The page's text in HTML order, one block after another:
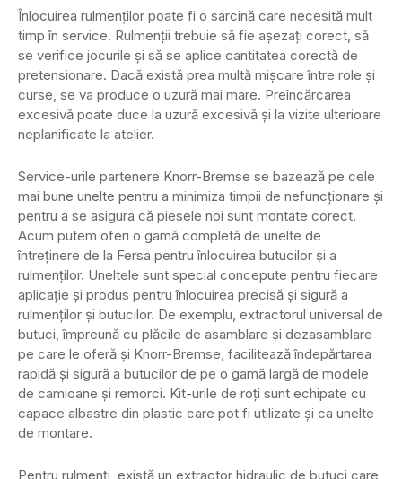
Înlocuirea rulmenților poate fi o sarcină care necesită mult
timp în service. Rulmenții trebuie să fie așezați corect, să
se verifice jocurile și să se aplice cantitatea corectă de
pretensionare. Dacă există prea multă mișcare între role și
curse, se va produce o uzură mai mare. Preîncărcarea
excesivă poate duce la uzură excesivă și la vizite ulterioare
neplanificate la atelier.
Service-urile partenere Knorr-Bremse se bazează pe cele
mai bune unelte pentru a minimiza timpii de nefuncționare și
pentru a se asigura că piesele noi sunt montate corect.
Acum putem oferi o gamă completă de unelte de
întreținere de la Fersa pentru înlocuirea butucilor și a
rulmenților. Uneltele sunt special concepute pentru fiecare
aplicație și produs pentru înlocuirea precisă și sigură a
rulmenților și butucilor. De exemplu, extractorul universal de
butuci, împreună cu plăcile de asamblare și dezasamblare
pe care le oferă și Knorr-Bremse, facilitează îndepărtarea
rapidă și sigură a butucilor de pe o gamă largă de modele
de camioane și remorci. Kit-urile de roți sunt echipate cu
capace albastre din plastic care pot fi utilizate și ca unelte
de montare.
Pentru rulmenți, există un extractor hidraulic de butuci care